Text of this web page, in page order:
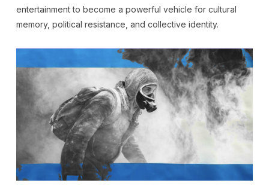
entertainment to become a powerful vehicle for cultural
memory, political resistance, and collective identity.